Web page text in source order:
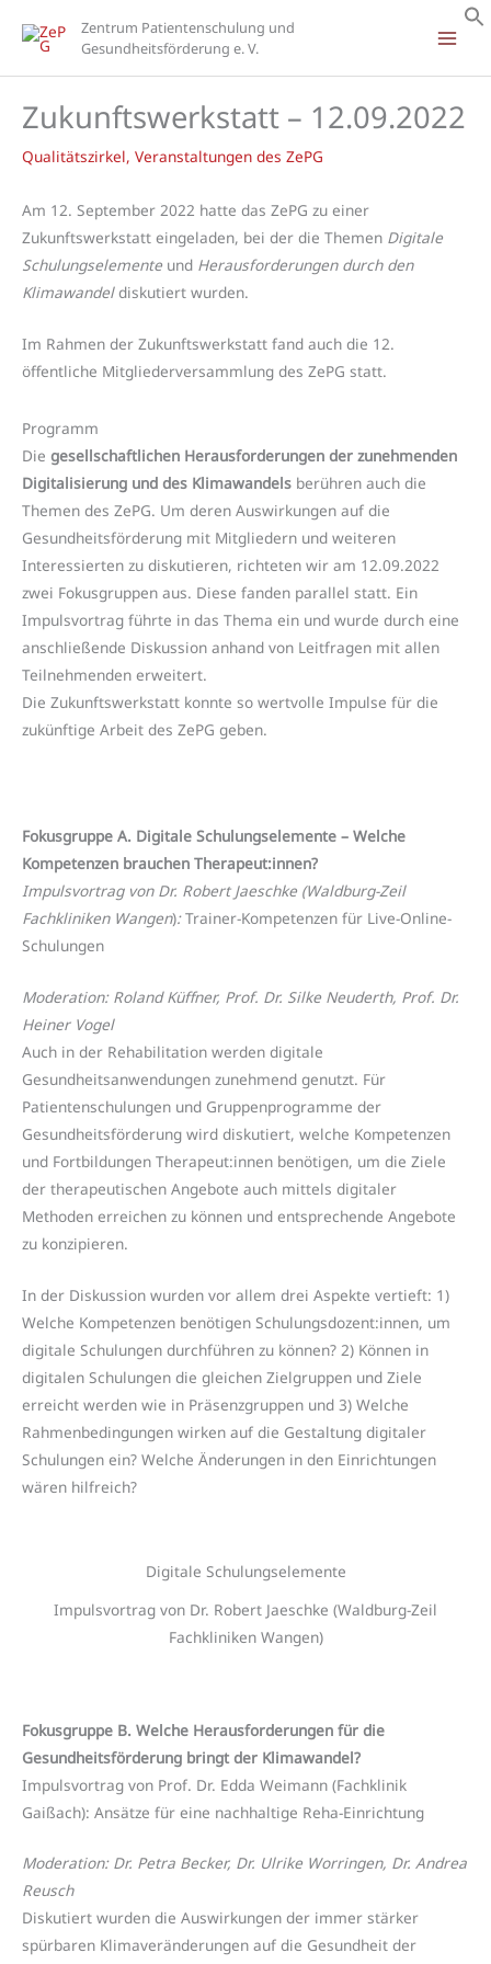
Inhalt
Zentrum Patientenschulung und
Gesundheitsförderung e. V.
Zukunftswerkstatt – 12.09.2022
Qualitätszirkel, Veranstaltungen des ZePG
Am 12. September 2022 hatte das ZePG zu einer
Zukunftswerkstatt eingeladen, bei der die Themen Digitale
Schulungselemente und Herausforderungen durch den
Klimawandeldiskutiert wurden.
Im Rahmen der Zukunftswerkstatt fand auch die 12.
öffentliche Mitgliederversammlung des ZePG statt.
Programm
Die gesellschaftlichen Herausforderungen der zunehmenden
Digitalisierung und des Klimawandels berühren auch die
Themen des ZePG. Um deren Auswirkungen auf die
Gesundheitsförderung mit Mitgliedern und weiteren
Interessierten zu diskutieren, richteten wir am 12.09.2022
zwei Fokusgruppen aus. Diese fanden parallel statt. Ein
Impulsvortrag führte in das Thema ein und wurde durch eine
anschließende Diskussion anhand von Leitfragen mit allen
Teilnehmenden erweitert.
Die Zukunftswerkstatt konnte so wertvolle Impulse für die
zukünftige Arbeit des ZePG geben.
Fokusgruppe A. Digitale Schulungselemente – Welche
Kompetenzen brauchen Therapeut:innen?
Impulsvortrag von Dr. Robert Jaeschke (Waldburg-Zeil
Fachkliniken Wangen):Trainer-Kompetenzen für Live-Online-
Schulungen
Moderation: Roland Küffner, Prof. Dr. Silke Neuderth, Prof. Dr.
Heiner Vogel
Auch in der Rehabilitation werden digitale
Gesundheitsanwendungen zunehmend genutzt. Für
Patientenschulungen und Gruppenprogramme der
Gesundheitsförderung wird diskutiert, welche Kompetenzen
und Fortbildungen Therapeut:innen benötigen, um die Ziele
der therapeutischen Angebote auch mittels digitaler
Methoden erreichen zu können und entsprechende Angebote
zu konzipieren.
In der Diskussion wurden vor allem drei Aspekte vertieft: 1)
Welche Kompetenzen benötigen Schulungsdozent:innen, um
digitale Schulungen durchführen zu können? 2) Können in
digitalen Schulungen die gleichen Zielgruppen und Ziele
erreicht werden wie in Präsenzgruppen und 3) Welche
Rahmenbedingungen wirken auf die Gestaltung digitaler
Schulungen ein? Welche Änderungen in den Einrichtungen
wären hilfreich?
Digitale Schulungselemente
Impulsvortrag von Dr. Robert Jaeschke (Waldburg-Zeil
Fachkliniken Wangen)
Fokusgruppe B. Welche Herausforderungen für die
Gesundheitsförderung bringt der Klimawandel?
Impulsvortrag von Prof. Dr. Edda Weimann (Fachklinik
Gaißach): Ansätze für eine nachhaltige Reha-Einrichtung
Moderation: Dr. Petra Becker, Dr. Ulrike Worringen, Dr. Andrea
Reusch
Diskutiert wurden die Auswirkungen der immer stärker
spürbaren Klimaveränderungen auf die Gesundheit der